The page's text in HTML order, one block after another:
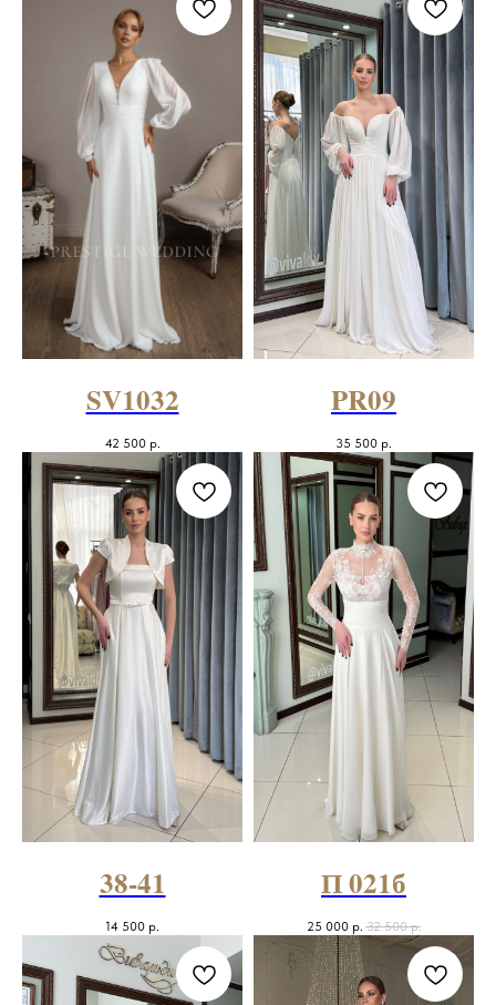
SV1032
42 500 р.
PR09
35 500 р.
38-41
14 500 р.
П 021б
25 000 р. 32 500 р.